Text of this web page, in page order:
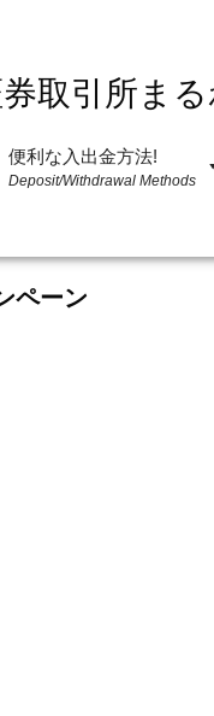
便利な入出金方法!
Deposit/Withdrawal Methods
ペーン